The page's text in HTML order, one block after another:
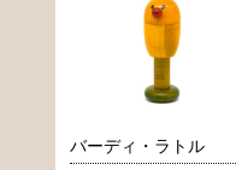
バーディ・ラトル